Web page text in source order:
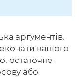
аргументів,
вашого
остаточне
або